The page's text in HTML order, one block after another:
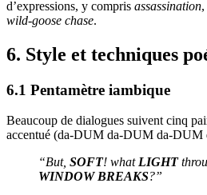
d’expressions, y compris assassination,
wild-goose chase.
6. Style et techniques
6.1 Pentamètre iambique
Beaucoup de dialogues suivent cinq
accentué (da-DUM da-DUM da-
“But, SOFT! whatLIGHT
WINDOW BREAKS?”